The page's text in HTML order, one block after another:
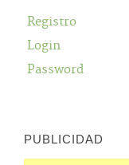
Registro
Login
Password
PUBLICIDAD